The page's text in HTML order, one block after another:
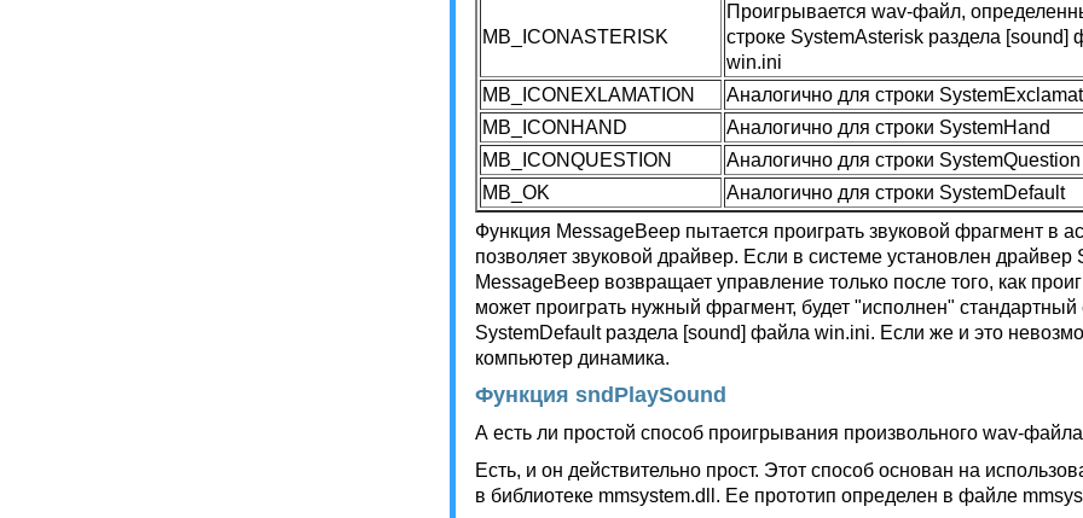
MB_ICONASTERISK
Проигрывается wav-файл,
строке SystemAsterisk раздела [sound]
win.ini
MB_ICONEXLAMATION
Аналогично для строки
MB_ICONHAND
Аналогично для строки SystemHand
MB_ICONQUESTION
Аналогично для строки SystemQuestion
MB_OK
Аналогично для строки SystemDefault
Функция MessageBeep пытается проиграть звуковой фрагмент в
позволяет звуковой драйвер. Если в системе установлен
MessageBeep возвращает управление только после того, как
может проиграть нужный фрагмент, будет "исполнен"
SystemDefault раздела [sound] файла win.ini. Если же и это
компьютер динамика.
Функция sndPlaySound
А есть ли простой способ проигрывания произвольного wav-
Есть, и он действительно прост. Этот способ основан на
в библиотеке mmsystem.dll. Ее прототип определен в файле